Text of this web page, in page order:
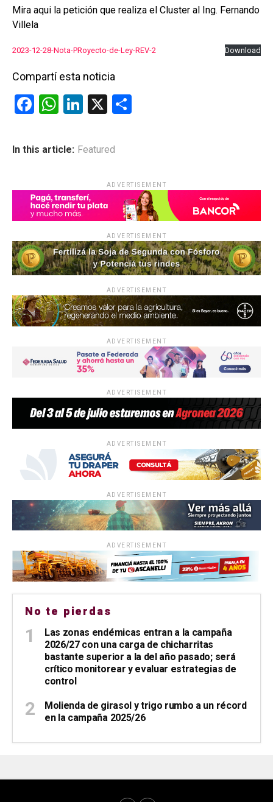
Mira aqui la petición que realiza el Cluster al Ing. Fernando
Villela
2023-12-28-Nota-PRoyecto-de-Ley-REV-2 Download
Compartí esta noticia
F
ce
o
k
W
at
p
p
Li
ke
X
ar
tir
In this article: Featured
ADVERTISEMENT
ADVERTISEMENT
ADVERTISEMENT
ADVERTISEMENT
ADVERTISEMENT
ADVERTISEMENT
ADVERTISEMENT
ADVERTISEMENT
No te pierdas
Las zonas endémicas entran a la campaña
2026/27 con una carga de chicharritas
bastante superior a la del año pasado; será
crítico monitorear y evaluar estrategias de
control
Molienda de girasol y trigo rumbo a un récord
en la campaña 2025/26